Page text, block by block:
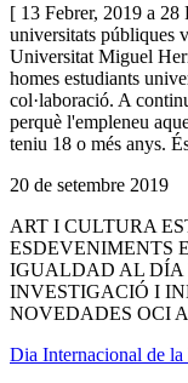
[ 13 Febrer, 2019 a
universitats públiques
Universitat Miguel
homes estudiants
col·laboració. A
perquè l'empleneu
teniu 18 o més anys.
20 de setembre 2019
ART I CULTURA
ESDEVENIMENTS
IGUALDAD AL DÍA
INVESTIGACIÓ I
NOVEDADES OCI
Dia Internacional de